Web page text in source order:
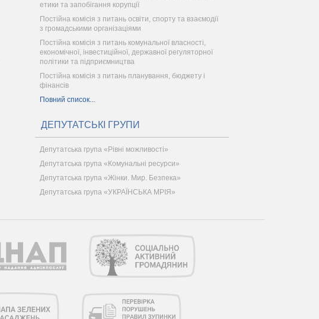
етики та запобігання корупції
Постійна комісія з питань освіти, спорту та взаємодії
з громадськими організаціями
Постійна комісія з питань комунальної власності,
економічної, інвестиційної, державної регуляторної
політики та підприємництва
Постійна комісія з питань планування, бюджету і
фінансів
Повний список...
ДЕПУТАТСЬКІ ГРУПИ
Депутатська група «Рівні можливості»
Депутатська група «Комунальні ресурси»
Депутатська група «Жінки. Мир. Безпека»
Депутатська група «УКРАЇНСЬКА МРІЯ»